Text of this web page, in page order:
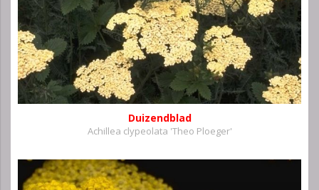
Duizendblad
Achillea clypeolata 'Theo Ploeger'